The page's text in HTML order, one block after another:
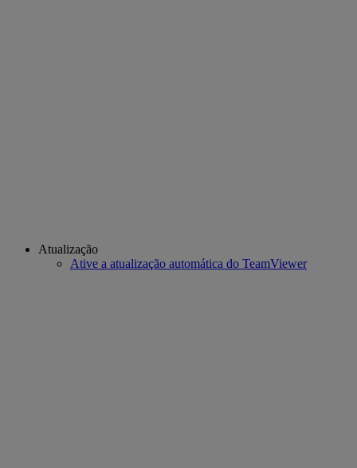
Atualização
Ative a atualização automática do TeamViewer